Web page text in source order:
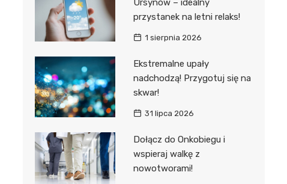
Ursynów – idealny
przystanek na letni relaks!
1 sierpnia 2026
Ekstremalne upały
nadchodzą! Przygotuj się na
skwar!
31 lipca 2026
Dołącz do Onkobiegu i
wspieraj walkę z
nowotworami!